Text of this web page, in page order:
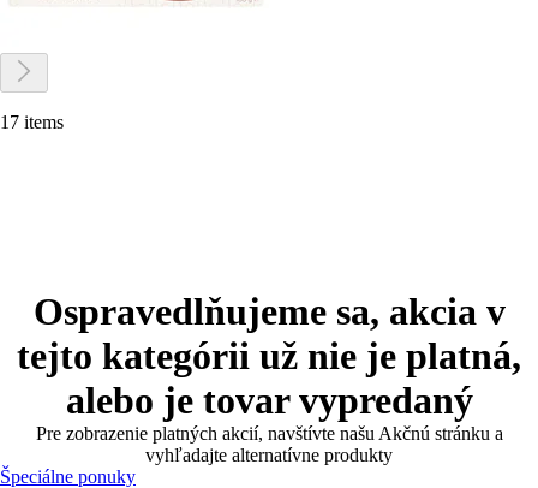
17 items
Ospravedlňujeme sa, akcia v
tejto kategórii už nie je platná,
alebo je tovar vypredaný
Pre zobrazenie platných akcií, navštívte našu Akčnú stránku a
vyhľadajte alternatívne produkty
Špeciálne ponuky